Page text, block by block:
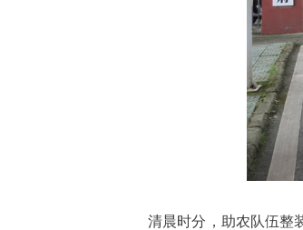
清晨时分，助农队伍整